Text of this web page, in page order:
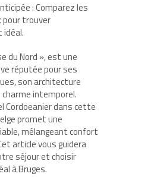
: Comparez les
pour trouver
idéal.
du Nord », est une
réputée pour ses
son architecture
intemporel.
Cordoeanier dans cette
promet une
mélangeant confort
article vous guidera
séjour et choisir
à Bruges.